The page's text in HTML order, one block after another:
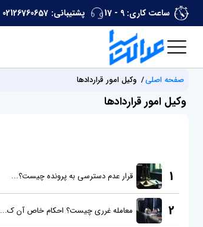
ساعت کاری: 9 - 17 پشتیبانی: 02126760657
صفحه اصلی وکیل امور قراردادها
وکیل امور قراردادها
1 قرار عدم دسترسی به پرونده چیست؟...
2 معامله غرری چیست؟ احکام خاص آن ک...